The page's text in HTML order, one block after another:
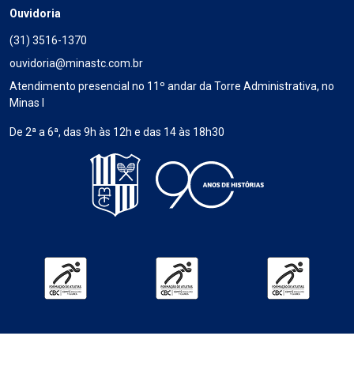
Ouvidoria
(31) 3516-1370
ouvidoria@minastc.com.br
Atendimento presencial no 11º andar da Torre Administrativa, no
Minas I
De 2ª a 6ª, das 9h às 12h e das 14 às 18h30